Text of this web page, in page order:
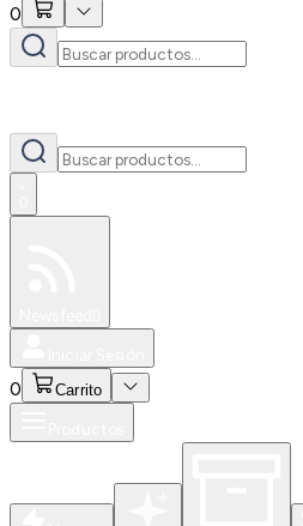
0
0 Carrito